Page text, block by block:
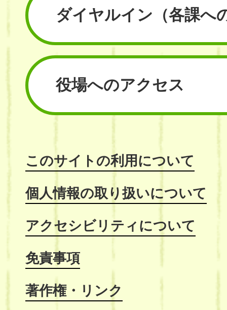
ダイヤルイン （各課へ
役場へのアクセス
このサイトの利用について
個人情報の取り扱いについて
アクセシビリティについて
免責事項
著作権・リンク